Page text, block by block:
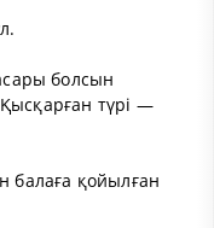
болсын
түрі —
балаға қойылған